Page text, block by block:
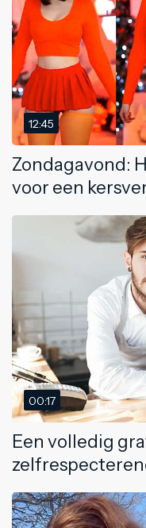
12:45
Zondagavond:
voor een
00:17
Een volledig